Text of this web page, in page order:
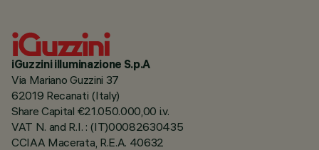
iGuzzini illuminazione S.p.A
Via Mariano Guzzini 37
62019 Recanati (Italy)
Share Capital €21.050.000,00 i.v.
VAT N. and R.I. : (IT)00082630435
CCIAA Macerata, R.E.A. 40632